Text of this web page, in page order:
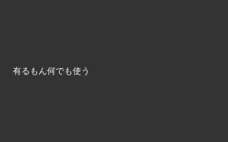
有るもん何でも使う